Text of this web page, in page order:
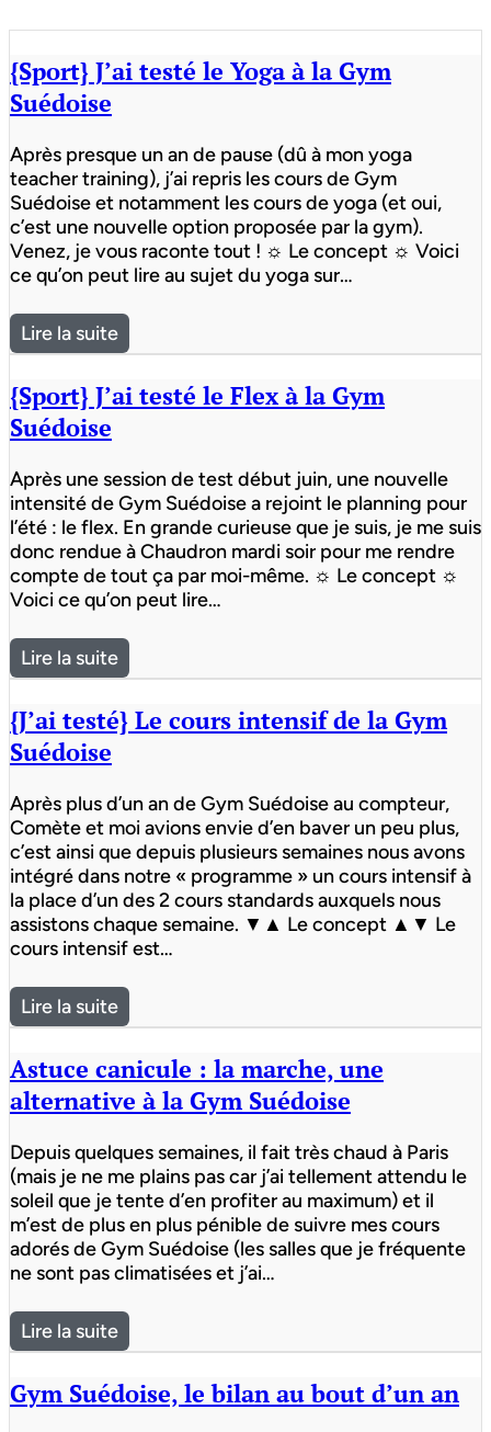
{Sport} J’ai testé le Yoga à la Gym
Suédoise
Après presque un an de pause (dû à mon yoga
teacher training), j’ai repris les cours de Gym
Suédoise et notamment les cours de yoga (et oui,
c’est une nouvelle option proposée par la gym).
Venez, je vous raconte tout ! ☼ Le concept ☼ Voici
ce qu’on peut lire au sujet du yoga sur…
Lire la suite
{Sport} J’ai testé le Flex à la Gym
Suédoise
Après une session de test début juin, une nouvelle
intensité de Gym Suédoise a rejoint le planning pour
l’été : le flex. En grande curieuse que je suis, je me suis
donc rendue à Chaudron mardi soir pour me rendre
compte de tout ça par moi-même. ☼ Le concept ☼
Voici ce qu’on peut lire…
Lire la suite
{J’ai testé} Le cours intensif de la Gym
Suédoise
Après plus d’un an de Gym Suédoise au compteur,
Comète et moi avions envie d’en baver un peu plus,
c’est ainsi que depuis plusieurs semaines nous avons
intégré dans notre « programme » un cours intensif à
la place d’un des 2 cours standards auxquels nous
assistons chaque semaine. ▼▲ Le concept ▲▼ Le
cours intensif est…
Lire la suite
Astuce canicule : la marche, une
alternative à la Gym Suédoise
Depuis quelques semaines, il fait très chaud à Paris
(mais je ne me plains pas car j’ai tellement attendu le
soleil que je tente d’en profiter au maximum) et il
m’est de plus en plus pénible de suivre mes cours
adorés de Gym Suédoise (les salles que je fréquente
ne sont pas climatisées et j’ai…
Lire la suite
Gym Suédoise, le bilan au bout d’un an